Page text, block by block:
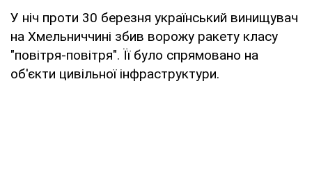
У ніч проти 30 березня український винищувач
на Хмельниччині збив ворожу ракету класу
"повітря-повітря". Її було спрямовано на
об'єкти цивільної інфраструктури.